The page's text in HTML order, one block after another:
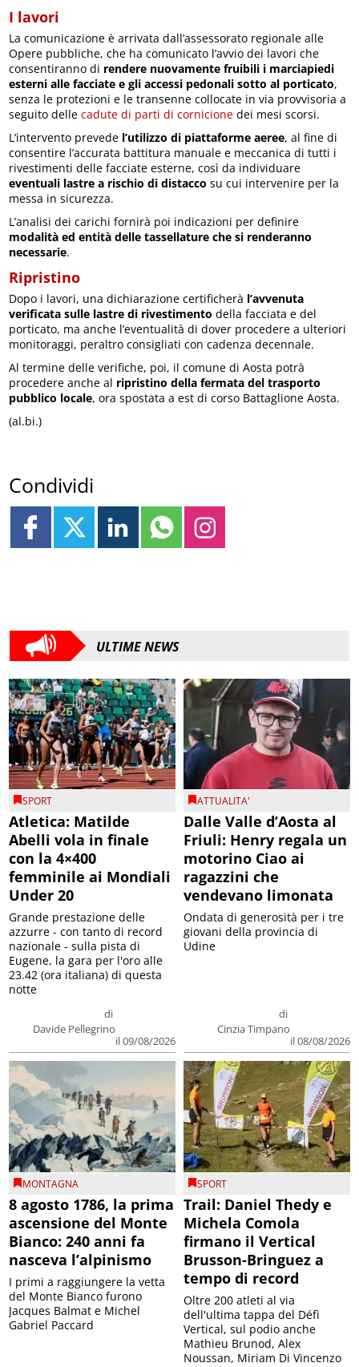
I lavori
La comunicazione è arrivata dall’assessorato regionale alle
Opere pubbliche, che ha comunicato l’avvio dei lavori che
consentiranno di rendere nuovamente fruibili i marciapiedi
esterni alle facciate e gli accessi pedonali sotto al porticato,
senza le protezioni e le transenne collocate in via provvisoria a
seguito dellecadute di parti di cornicione dei mesi scorsi.
L’intervento prevede l’utilizzo di piattaforme aeree, al fine di
consentire l’accurata battitura manuale e meccanica di tutti i
rivestimenti delle facciate esterne, così da individuare
eventuali lastre a rischio di distacco su cui intervenire per la
messa in sicurezza.
L’analisi dei carichi fornirà poi indicazioni per definire
modalità ed entità delle tassellature che si renderanno
necessarie.
Ripristino
Dopo i lavori, una dichiarazione certificherà l’avvenuta
verificata sulle lastre di rivestimento della facciata e del
porticato, ma anche l’eventualità di dover procedere a ulteriori
monitoraggi, peraltro consigliati con cadenza decennale.
Al termine delle verifiche, poi, il comune di Aosta potrà
procedere anche al ripristino della fermata del trasporto
pubblico locale, ora spostata a est di corso Battaglione Aosta.
(al.bi.)
Condividi
ULTIME NEWS
SPORT
Atletica: Matilde
Abelli vola in finale
con la 4×400
femminile ai Mondiali
Under 20
di
Davide Pellegrino
il 09/08/2026
Grande prestazione delle
azzurre - con tanto di record
nazionale - sulla pista di
Eugene, la gara per l'oro alle
23.42 (ora italiana) di questa
notte
ATTUALITA'
Dalle Valle d’Aosta al
Friuli: Henry regala un
motorino Ciao ai
ragazzini che
vendevano limonata
di
Cinzia Timpano
il 08/08/2026
Ondata di generosità per i tre
giovani della provincia di
Udine
MONTAGNA
8 agosto 1786, la prima
ascensione del Monte
Bianco: 240 anni fa
nasceva l’alpinismo
I primi a raggiungere la vetta
del Monte Bianco furono
Jacques Balmat e Michel
Gabriel Paccard
SPORT
Trail: Daniel Thedy e
Michela Comola
firmano il Vertical
Brusson-Bringuez a
tempo di record
Oltre 200 atleti al via
dell'ultima tappa del Défì
Vertical, sul podio anche
Mathieu Brunod, Alex
Noussan, Miriam Di Vincenzo